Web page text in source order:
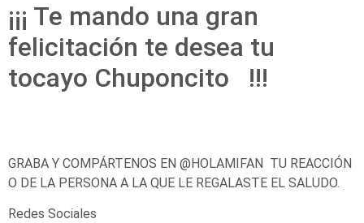
¡¡¡ Te mando una gran
felicitación te desea tu
tocayo Chuponcito !!!
GRABA Y COMPÁRTENOS EN @HOLAMIFAN TU REACCIÓN
O DE LA PERSONA A LA QUE LE REGALASTE EL SALUDO.
Redes Sociales